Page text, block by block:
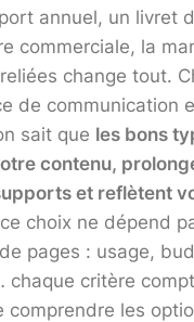
annuel, un livret
commerciale, la
change tout.
de communication
sait que les bons
contenu,
et reflètent
choix ne dépend
pages : usage,
chaque critère
comprendre les